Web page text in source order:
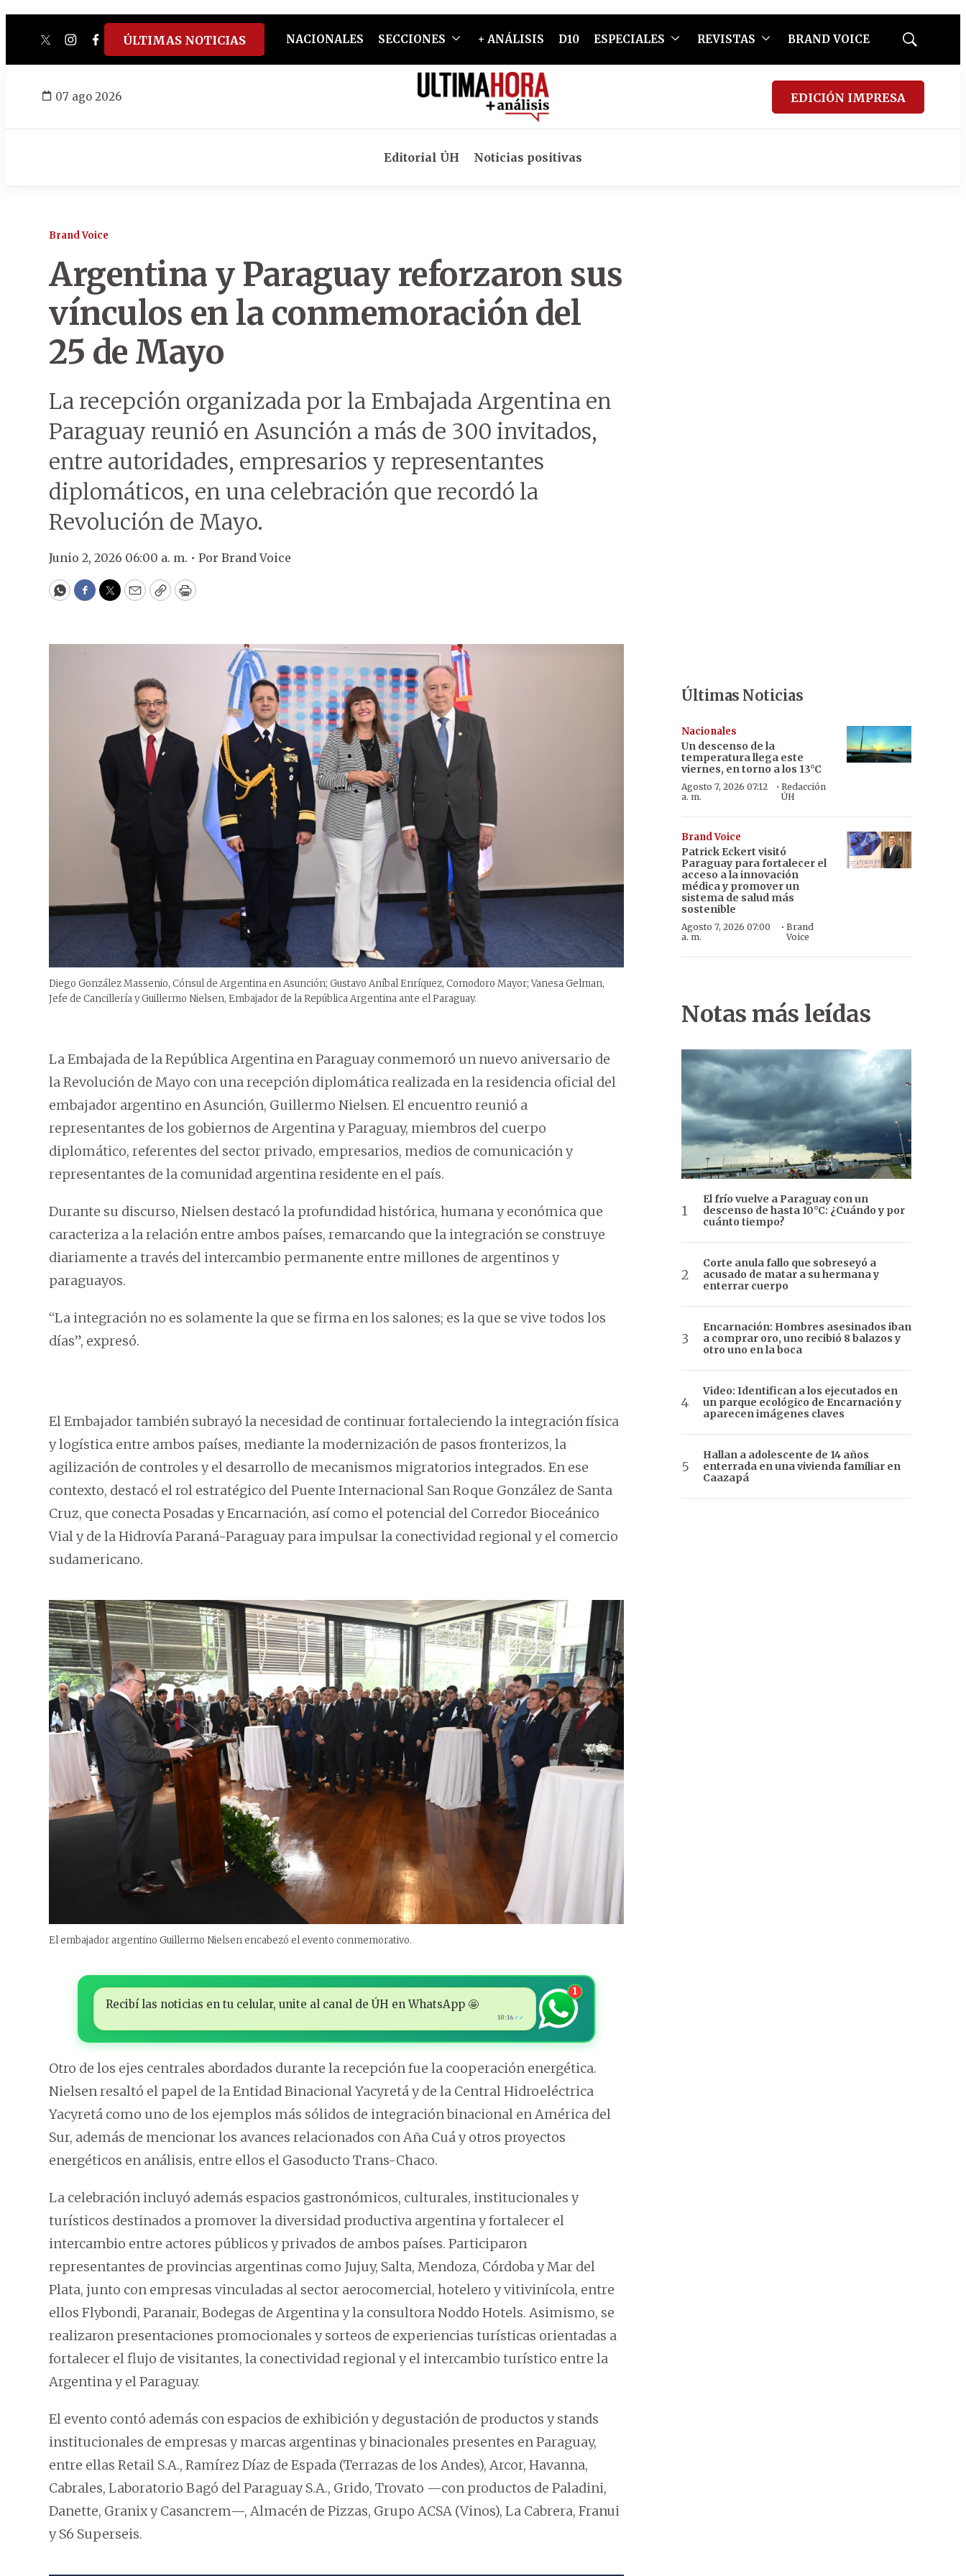
twitterinstagram
facebook
tiktokyoutube
spotify
ÚLTIMAS NOTICIAS NACIONALES SECCIONES + ANÁLISIS D10 ESPECIALES REVISTAS BRAND VOICE
Mostrar
07 ago 2026 EDICIÓN IMPRESA
Editorial ÚH Noticias positivas
Brand Voice
Argentina y Paraguay reforzaron sus
vínculos en la conmemoración del
25 de Mayo
La recepción organizada por la Embajada Argentina en
Paraguay reunió en Asunción a más de 300 invitados,
entre autoridades, empresarios y representantes
diplomáticos, en una celebración que recordó la
Revolución de Mayo.
Junio 2, 2026 06:00 a. m. • Por Brand Voice
WhatsApp
Facebook
Twitter
EmailCopyPrint
Diego González Massenio, Cónsul de Argentina en Asunción; Gustavo Aníbal Enríquez, Comodoro Mayor; Vanesa Gelman,
Jefe de Cancillería y Guillermo Nielsen, Embajador de la República Argentina ante el Paraguay.
La Embajada de la República Argentina en Paraguay conmemoró un nuevo aniversario de
la Revolución de Mayo con una recepción diplomática realizada en la residencia oficial del
embajador argentino en Asunción, Guillermo Nielsen. El encuentro reunió a
representantes de los gobiernos de Argentina y Paraguay, miembros del cuerpo
diplomático, referentes del sector privado, empresarios, medios de comunicación y
representantes de la comunidad argentina residente en el país.
Durante su discurso, Nielsen destacó la profundidad histórica, humana y económica que
caracteriza a la relación entre ambos países, remarcando que la integración se construye
diariamente a través del intercambio permanente entre millones de argentinos y
paraguayos.
“La integración no es solamente la que se firma en los salones; es la que se vive todos los
días”, expresó.
El Embajador también subrayó la necesidad de continuar fortaleciendo la integración física
y logística entre ambos países, mediante la modernización de pasos fronterizos, la
agilización de controles y el desarrollo de mecanismos migratorios integrados. En ese
contexto, destacó el rol estratégico del Puente Internacional San Roque González de Santa
Cruz, que conecta Posadas y Encarnación, así como el potencial del Corredor Bioceánico
Vial y de la Hidrovía Paraná-Paraguay para impulsar la conectividad regional y el comercio
sudamericano.
El embajador argentino Guillermo Nielsen encabezó el evento conmemorativo.
Recibí las noticias en tu celular, unite al canal de ÚH en WhatsApp 🤩
10:16 ✓✓
1
Otro de los ejes centrales abordados durante la recepción fue la cooperación energética.
Nielsen resaltó el papel de la Entidad Binacional Yacyretá y de la Central Hidroeléctrica
Yacyretá como uno de los ejemplos más sólidos de integración binacional en América del
Sur, además de mencionar los avances relacionados con Aña Cuá y otros proyectos
energéticos en análisis, entre ellos el Gasoducto Trans-Chaco.
La celebración incluyó además espacios gastronómicos, culturales, institucionales y
turísticos destinados a promover la diversidad productiva argentina y fortalecer el
intercambio entre actores públicos y privados de ambos países. Participaron
representantes de provincias argentinas como Jujuy, Salta, Mendoza, Córdoba y Mar del
Plata, junto con empresas vinculadas al sector aerocomercial, hotelero y vitivinícola, entre
ellos Flybondi, Paranair, Bodegas de Argentina y la consultora Noddo Hotels. Asimismo, se
realizaron presentaciones promocionales y sorteos de experiencias turísticas orientadas a
fortalecer el flujo de visitantes, la conectividad regional y el intercambio turístico entre la
Argentina y el Paraguay.
El evento contó además con espacios de exhibición y degustación de productos y stands
institucionales de empresas y marcas argentinas y binacionales presentes en Paraguay,
entre ellas Retail S.A., Ramírez Díaz de Espada (Terrazas de los Andes), Arcor, Havanna,
Cabrales, Laboratorio Bagó del Paraguay S.A., Grido, Trovato —con productos de Paladini,
Danette, Granix y Casancrem—, Almacén de Pizzas, Grupo ACSA (Vinos), La Cabrera, Franui
y S6 Superseis.
Últimas Noticias
Nacionales
Un descenso de la
temperatura llega este
viernes, en torno a los 13°C
Agosto 7, 2026 07:12
a. m.
· Redacción
ÚH
Brand Voice
Patrick Eckert visitó
Paraguay para fortalecer el
acceso a la innovación
médica y promover un
sistema de salud más
sostenible
Agosto 7, 2026 07:00
a. m.
· Brand
Voice
Notas más leídas
El frío vuelve a Paraguay con un
descenso de hasta 10°C: ¿Cuándo y por
cuánto tiempo?
Corte anula fallo que sobreseyó a
acusado de matar a su hermana y
enterrar cuerpo
Encarnación: Hombres asesinados iban
a comprar oro, uno recibió 8 balazos y
otro uno en la boca
Video: Identifican a los ejecutados en
un parque ecológico de Encarnación y
aparecen imágenes claves
Hallan a adolescente de 14 años
enterrada en una vivienda familiar en
Caazapá